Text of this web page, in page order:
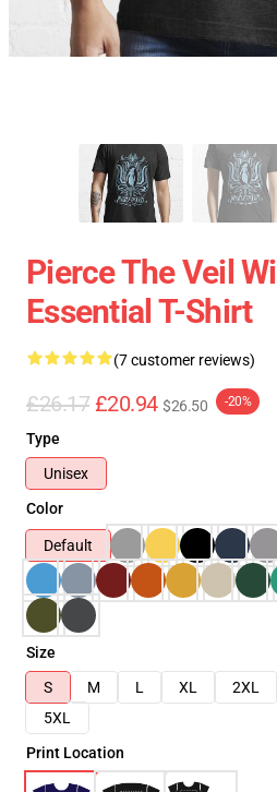
Pierce The Veil
Essential T-Shirt
(7 customer reviews)
£26.17 £20.94 $26.50 -20%
Type
Unisex
Color
Default
Size
S
M L XL 2XL
5XL
Print Location